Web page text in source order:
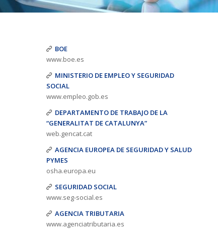
BOE
www.boe.es
MINISTERIO DE EMPLEO Y SEGURIDAD
SOCIAL
www.empleo.gob.es
DEPARTAMENTO DE TRABAJO DE LA
“GENERALITAT DE CATALUNYA”
web.gencat.cat
AGENCIA EUROPEA DE SEGURIDAD Y SALUD
PYMES
osha.europa.eu
SEGURIDAD SOCIAL
www.seg-social.es
AGENCIA TRIBUTARIA
www.agenciatributaria.es